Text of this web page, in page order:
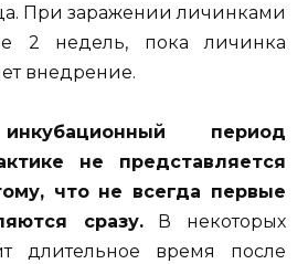
При заражении личинками
2 недель, пока личинка
внедрение.
период
не представляется
что не всегда первые
сразу.В некоторых
длительное время после